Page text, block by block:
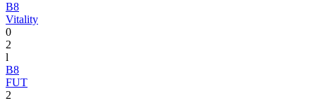
B8
Vitality
0
2
l
B8
FUT
2